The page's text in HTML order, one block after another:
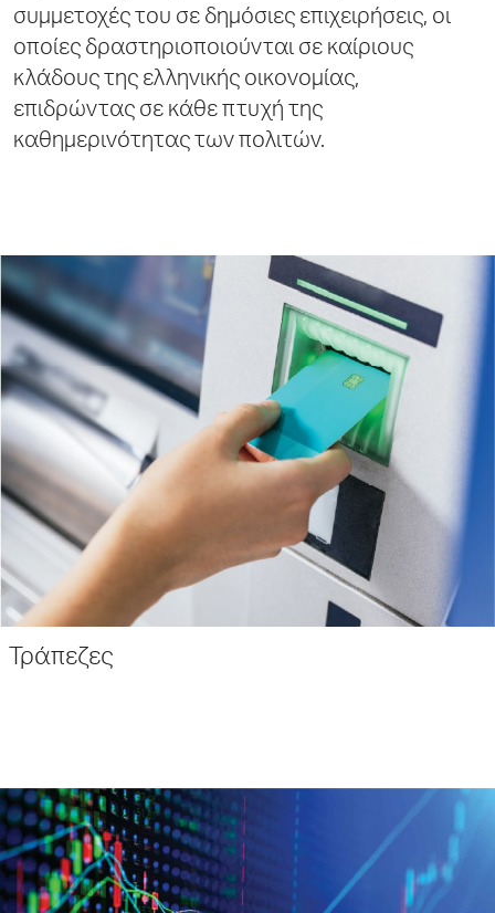
συμμετοχές του σε δημόσιες επιχειρήσεις, οι
οποίες δραστηριοποιούνται σε καίριους
κλάδους της ελληνικής οικονομίας,
επιδρώντας σε κάθε πτυχή της
καθημερινότητας των πολιτών.
Τράπεζες